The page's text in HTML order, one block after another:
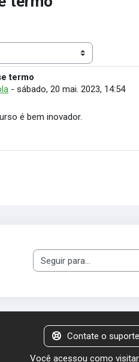
termo
-sábado, 20 mai. 2023, 14:54
é bem inovador.
Seguir para...
Contate o
Você acessou como